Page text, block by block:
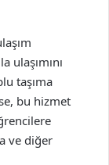
ulaşımını
taşıma
bu hizmet
ve diğer